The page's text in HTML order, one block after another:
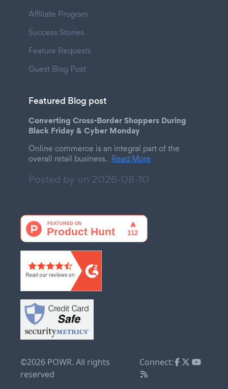
Affiliate Program
Success Stories
Feature Requests
Guest Blog Post
Featured Blog post
Converting Cross-Border Shoppers During
Black Friday & Cyber Monday
Online commerce is an integral part of the
overall retail business. Read More
Posted by on 2026-08-10
©2026 POWR. All rights
reserved
Connect: